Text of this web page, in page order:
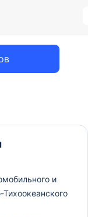
и
Тихоокеанского